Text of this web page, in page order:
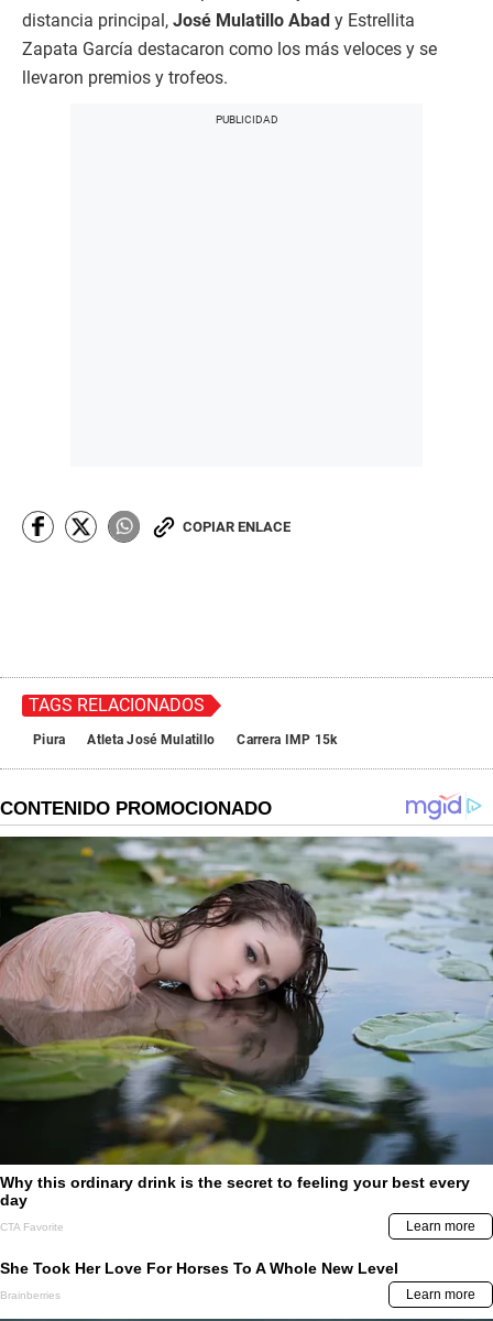
distancia principal, José Mulatillo Abad y Estrellita
Zapata García destacaron como los más veloces y se
llevaron premios y trofeos.
COPIAR ENLACE
TAGS RELACIONADOS
Piura Atleta José Mulatillo Carrera IMP 15k